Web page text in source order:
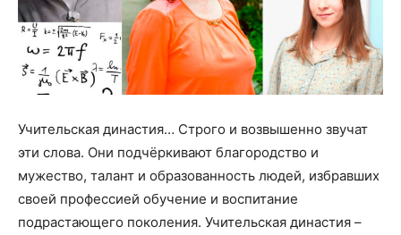
Учительская династия… Строго и возвышенно звучат
эти слова. Они подчёркивают благородство и
мужество, талант и образованность людей, избравших
своей профессией обучение и воспитание
подрастающего поколения. Учительская династия –